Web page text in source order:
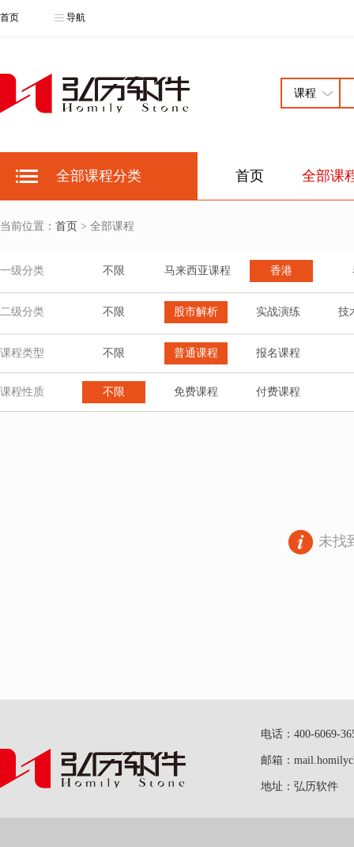
首页 导航
全部课程分类 首页 全部课
当前位置： 首页 > 全部课程
一级分类 不限 马来西亚课程 香港
二级分类 不限 股市解析 实战演练 技
课程类型 不限 普通课程 报名课程
课程性质 不限 免费课程 付费课程
未找
电话：400-6069-
邮箱：
地址：弘历软件